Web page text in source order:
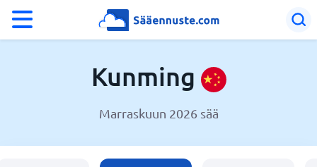
Kunming
Marraskuun 2026 sää